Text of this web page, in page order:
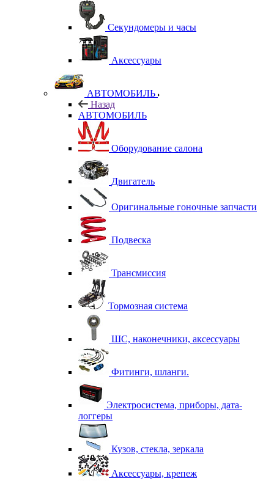
Секундомеры и часы
Аксессуары
АВТОМОБИЛЬ
Назад
АВТОМОБИЛЬ
Оборудование салона
Двигатель
Оригинальные гоночные запчасти
Подвеска
Трансмиссия
Тормозная система
ШС, наконечники, аксессуары
Фитинги, шланги.
Электросистема, приборы, дата-
логгеры
Кузов, стекла, зеркала
Аксессуары, крепеж